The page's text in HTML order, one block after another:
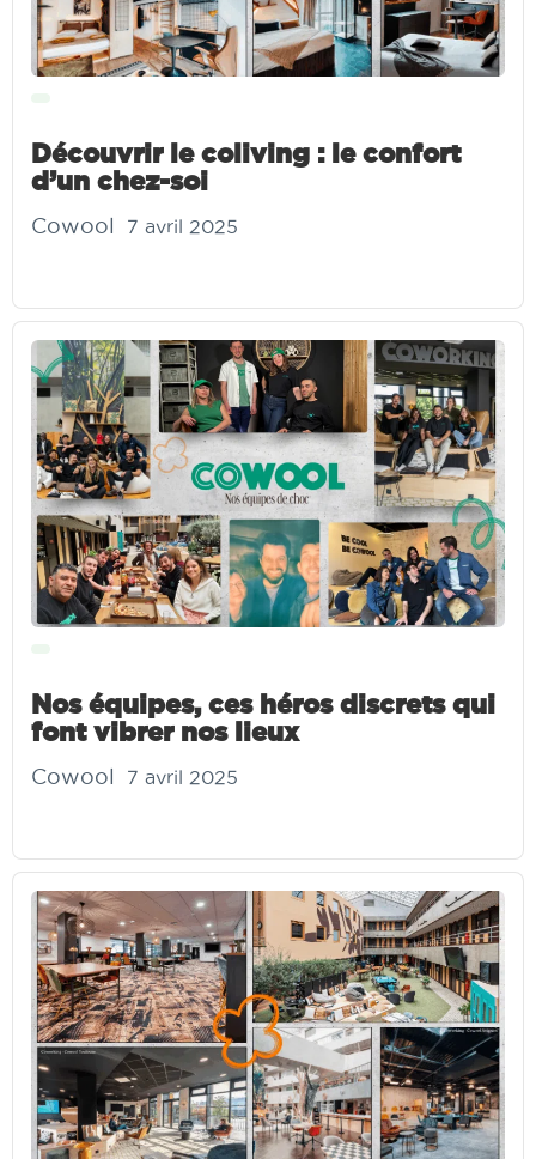
Découvrir le coliving : le confort
d’un chez-soi
Cowool 7 avril 2025
Nos équipes, ces héros discrets qui
font vibrer nos lieux
Cowool 7 avril 2025